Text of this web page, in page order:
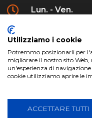
Lun. - Ven.
Creative Agency |
Utilizziamo i cookie
Potremmo posizionarli per
migliorare il nostro sito
un'esperienza di
cookie utilizziamo aprire le
ACCETTARE TUTTI